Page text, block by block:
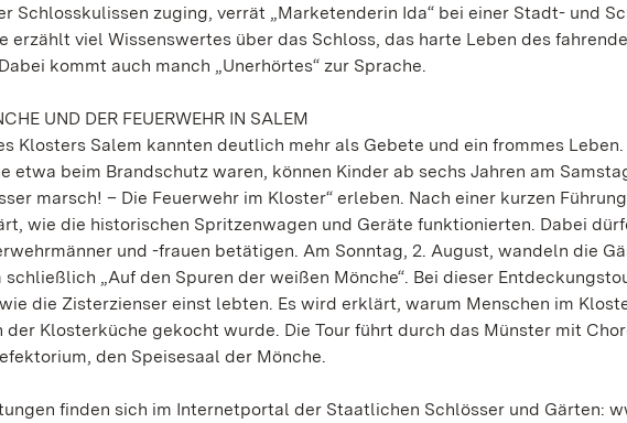
Schlosskulissen zuging, verrät „Marketenderin Ida“ bei einer Stadt- und
erzählt viel Wissenswertes über das Schloss, das harte Leben des
kommt auch manch „Unerhörtes“ zur Sprache.
UND DER FEUERWEHR IN SALEM
Klosters Salem kannten deutlich mehr als Gebete und ein frommes
etwa beim Brandschutz waren, können Kinder ab sechs Jahren am
marsch! – Die Feuerwehr im Kloster“ erleben. Nach einer kurzen
wie die historischen Spritzenwagen und Geräte funktionierten. Dabei
und -frauen betätigen. Am Sonntag, 2. August, wandeln die
„Auf den Spuren der weißen Mönche“. Bei dieser
die Zisterzienser einst lebten. Es wird erklärt, warum Menschen im
der Klosterküche gekocht wurde. Die Tour führt durch das Münster mit
den Speisesaal der Mönche.
finden sich im Internetportal der Staatlichen Schlösser und Gärten: